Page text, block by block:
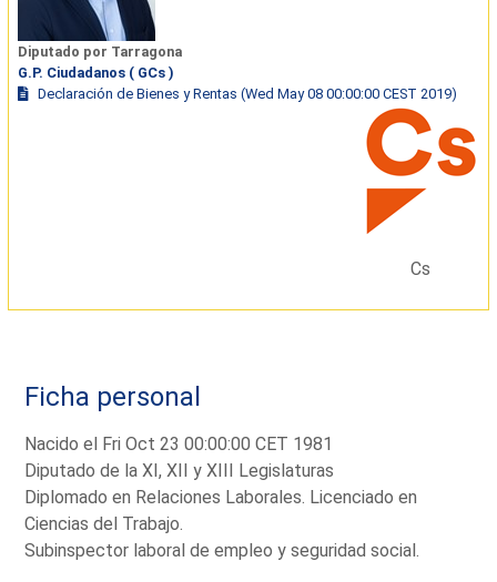
Diputado por Tarragona
G.P. Ciudadanos ( GCs )
Declaración de Bienes y Rentas (Wed May 08 00:00:00 CEST 2019)
Cs
Ficha personal
Nacido el Fri Oct 23 00:00:00 CET 1981
Diputado de la XI, XII y XIII Legislaturas
Diplomado en Relaciones Laborales. Licenciado en
Ciencias del Trabajo.
Subinspector laboral de empleo y seguridad social.